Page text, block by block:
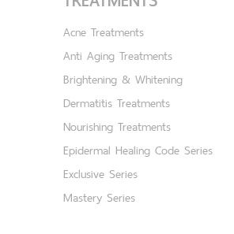
Acne Treatments
Anti Aging Treatments
Brightening & Whitening
Dermatitis Treatments
Nourishing Treatments
Epidermal Healing Code Series
Exclusive Series
Mastery Series